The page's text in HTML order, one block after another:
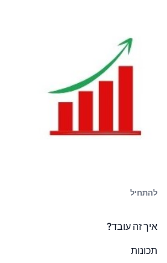
להתחיל
איך זה עובד?
תכונות